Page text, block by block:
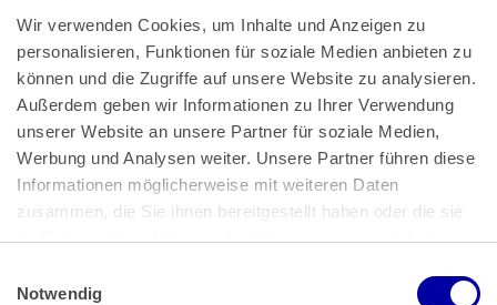
Wir verwenden Cookies, um Inhalte und Anzeigen zu
personalisieren, Funktionen für soziale Medien anbieten zu
können und die Zugriffe auf unsere Website zu analysieren.
Außerdem geben wir Informationen zu Ihrer Verwendung
unserer Website an unsere Partner für soziale Medien,
Werbung und Analysen weiter. Unsere Partner führen diese
Informationen möglicherweise mit weiteren Daten
zusammen, die Sie ihnen bereitgestellt haben oder die sie
im Rahmen Ihrer Nutzung der Dienste gesammelt haben.
Impressum
Notwendig
auf der Einführung der japanischen Steuerbefreiung und
nicht auf den unveränderten nationalen deutschen
Besteuerungsregeln und dem ebenso unverändert
gebliebenen Entlastungsmechanismus nach Art. 23 Abs. 2
DBA-Japan 1966. Die Frage, nach welchen Kriterien die
Verursachung und Zurechnung der Deutschland von der
Klägerin vorgehaltenen Beschränkung zu bestimmen ist, ist
ebenfalls entscheidungserheblich (Vorlagefrage 2, dazu
C.2.b).
Ist eine Beschränkung der Kapitalverkehrsfreiheit zu Lasten
dass der Einbehalt der abgeltenden (definitiven)